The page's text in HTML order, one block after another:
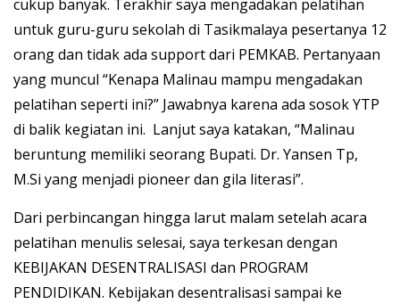
cukup banyak. Terakhir saya mengadakan pelatihan
untuk guru-guru sekolah di Tasikmalaya pesertanya 12
orang dan tidak ada support dari PEMKAB. Pertanyaan
yang muncul “Kenapa Malinau mampu mengadakan
pelatihan seperti ini?” Jawabnya karena ada sosok YTP
di balik kegiatan ini. Lanjut saya katakan, “Malinau
beruntung memiliki seorang Bupati. Dr. Yansen Tp,
M.Si yang menjadi pioneer dan gila literasi”.
Dari perbincangan hingga larut malam setelah acara
pelatihan menulis selesai, saya terkesan dengan
KEBIJAKAN DESENTRALISASI dan PROGRAM
PENDIDIKAN. Kebijakan desentralisasi sampai ke